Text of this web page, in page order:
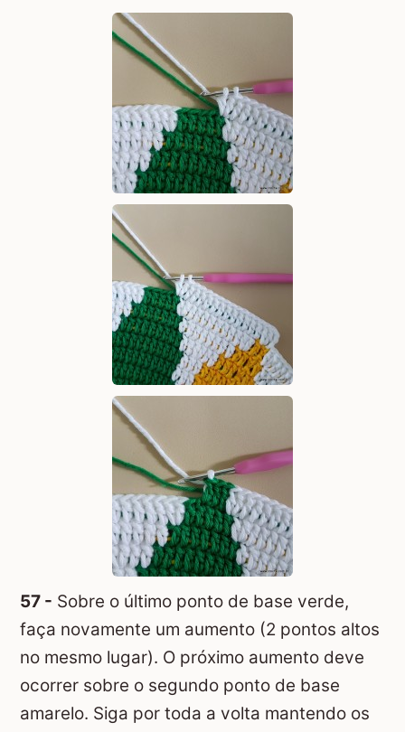
57 - Sobre o último ponto de base verde,
faça novamente um aumento (2 pontos altos
no mesmo lugar). O próximo aumento deve
ocorrer sobre o segundo ponto de base
amarelo. Siga por toda a volta mantendo os